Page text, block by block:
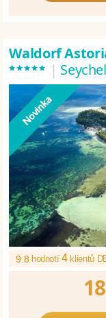
Waldorf
***** |
9.8 hodnotí4klientů